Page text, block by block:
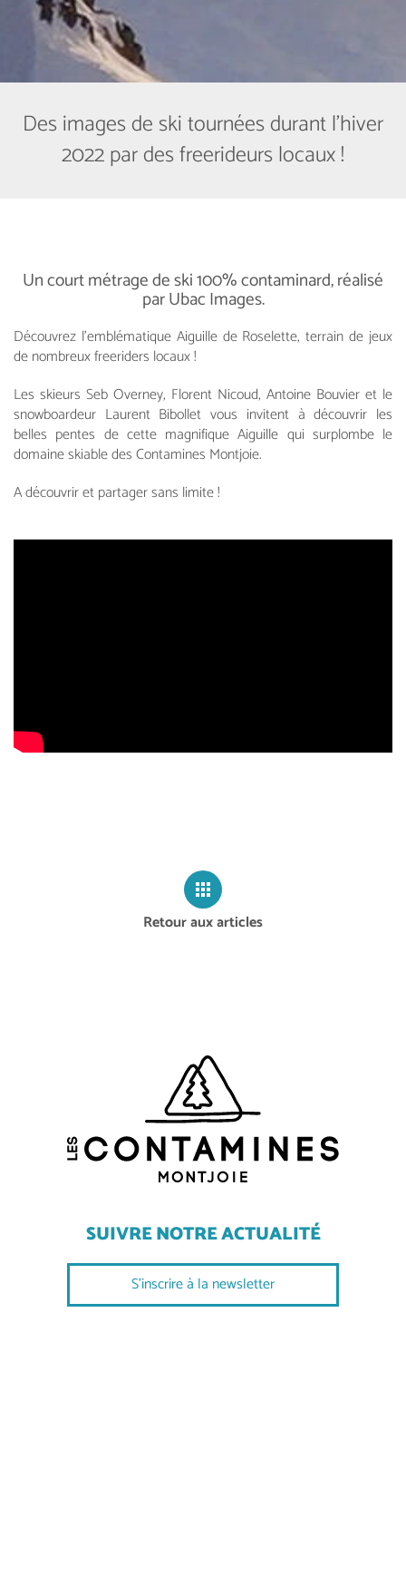
Des images de ski tournées durant l'hiver
2022 par des freerideurs locaux !
Un court métrage de ski 100% contaminard, réalisé
par Ubac Images.
Découvrez l'emblématique Aiguille de Roselette, terrain de jeux
de nombreux freeriders locaux !
Les skieurs Seb Overney, Florent Nicoud, Antoine Bouvier et le
snowboardeur Laurent Bibollet vous invitent à découvrir les
belles pentes de cette magnifique Aiguille qui surplombe le
domaine skiable des Contamines Montjoie.
A découvrir et partager sans limite !
Retour aux articles
SUIVRE NOTRE ACTUALITÉ
S'inscrire à la newsletter